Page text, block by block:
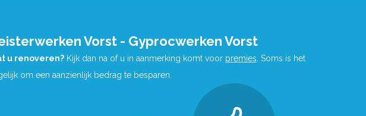
Vorst - Gyprocwerken Vorst
u renoveren? Kijk dan na of u in aanmerking komt voor premies . Soms is het
om een aanzienlijk bedrag te besparen.